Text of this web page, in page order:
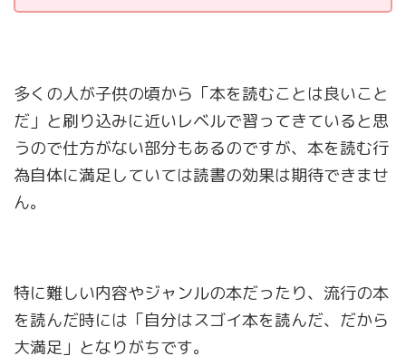
多くの人が子供の頃から「本を読むことは良いこと
だ」と刷り込みに近いレベルで習ってきていると思
うので仕方がない部分もあるのですが、本を読む行
為自体に満足していては読書の効果は期待できませ
ん。
特に難しい内容やジャンルの本だったり、流行の本
を読んだ時には「自分はスゴイ本を読んだ、だから
大満足」となりがちです。